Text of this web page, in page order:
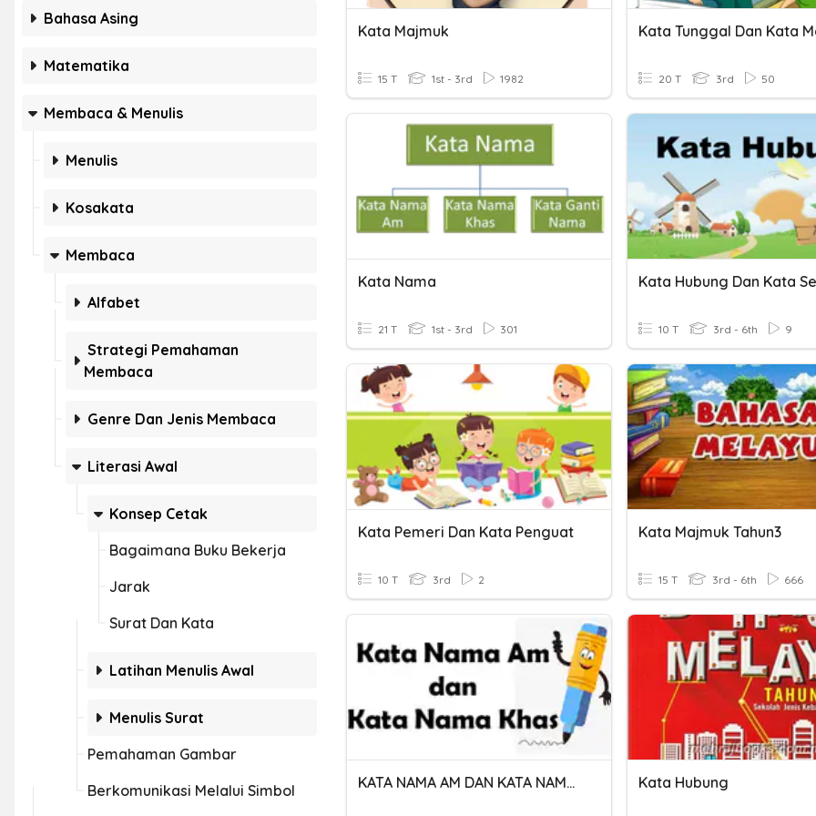
Bahasa Asing
Matematika
Membaca & Menulis
Menulis
Kosakata
Membaca
Alfabet
Strategi Pemahaman
Membaca
Genre Dan Jenis Membaca
Literasi Awal
Konsep Cetak
Bagaimana Buku Bekerja
Jarak
Surat Dan Kata
Latihan Menulis Awal
Menulis Surat
Pemahaman Gambar
Berkomunikasi Melalui Simbol
Kata Majmuk
15 T 1st - 3rd 1982
Kata Tunggal Dan Kata
20 T 3rd 50
Kata Nama
21 T 1st - 3rd 301 10 T 3rd - 6th 9
Kata Pemeri Dan Kata Penguat
10 T 3rd 2
Kata Majmuk Tahun3
15 T 3rd - 6th 666
KATA NAMA AM DAN KATA NAMA KHAS Kata Hubung